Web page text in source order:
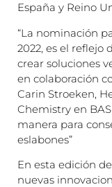
España y Reino
“La nominación
2022, es el reflejo
crear soluciones
en colaboración
Carin Stroeken,
Chemistry en
manera para
eslabones”
En esta edición
nuevas